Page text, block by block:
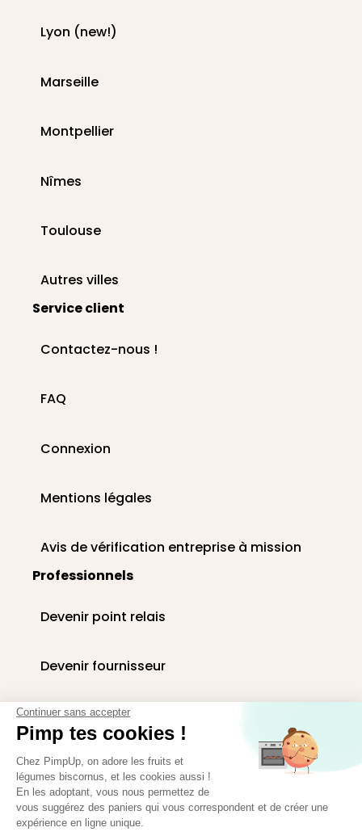
Continuer sans accepter
Pimp tes cookies !
Chez PimpUp, on adore les fruits et
légumes biscornus, et les cookies aussi !
En les adoptant, vous nous permettez de
vous suggérez des paniers qui vous correspondent et de créer une
expérience en ligne unique.
Lyon (new!)
Marseille
Montpellier
Nîmes
Toulouse
Autres villes
Service client
Contactez-nous !
FAQ
Connexion
Mentions légales
Avis de vérification entreprise à mission
Professionnels
Devenir point relais
Devenir fournisseur
Livraison paniers en entreprise
Corbeilles de fruits au bureau
Espace presse